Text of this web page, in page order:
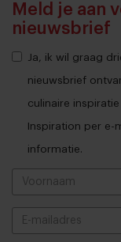
Meld je aan
nieuwsbrief
Ja, ik wil graag
nieuwsbrief
culinaire
Inspiration per e-
informatie.